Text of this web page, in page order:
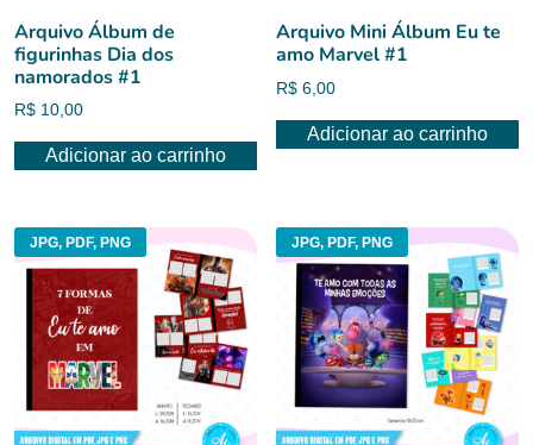
Arquivo Álbum de
figurinhas Dia dos
namorados #1
R$ 10,00
Adicionar ao carrinho
Arquivo Mini Álbum Eu te
amo Marvel #1
R$ 6,00
Adicionar ao carrinho
JPG, PDF, PNG JPG, PDF, PNG